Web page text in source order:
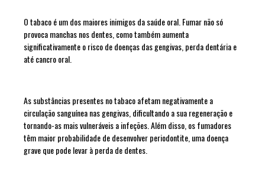
O tabaco é um dos maiores inimigos da saúde oral. Fumar não só
provoca manchas nos dentes, como também aumenta
significativamente o risco de doenças das gengivas, perda dentária e
até cancro oral.
As substâncias presentes no tabaco afetam negativamente a
circulação sanguínea nas gengivas, dificultando a sua regeneração e
tornando-as mais vulneráveis a infeções. Além disso, os fumadores
têm maior probabilidade de desenvolver periodontite, uma doença
grave que pode levar à perda de dentes.